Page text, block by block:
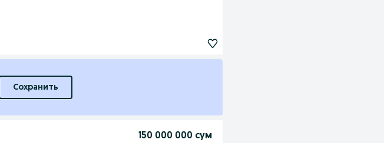
Сохранить
150 000 000 сум